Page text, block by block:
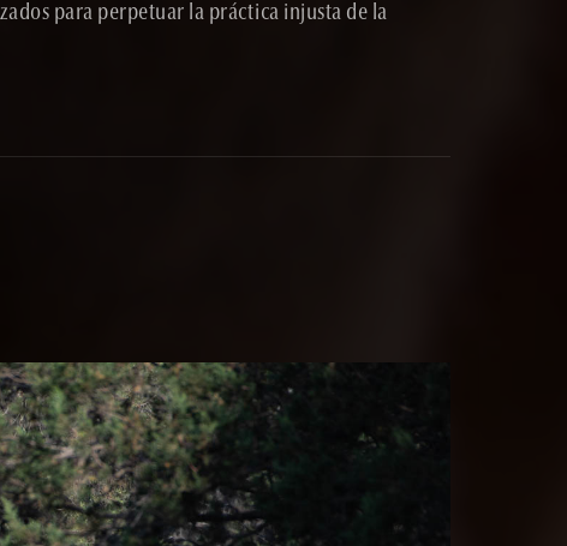
para perpetuar la práctica injusta de la